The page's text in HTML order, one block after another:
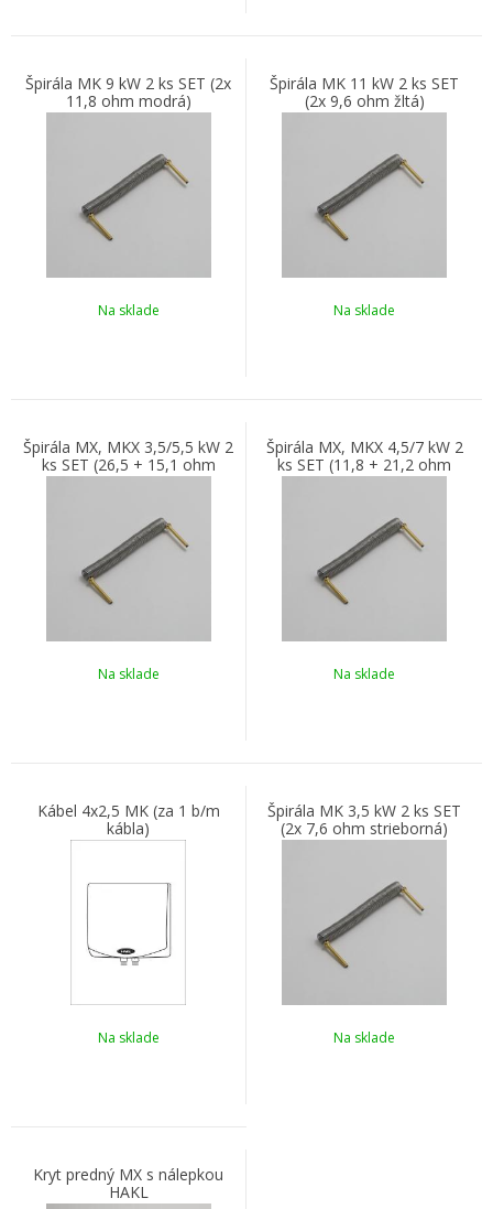
Špirála MK 9 kW 2 ks SET (2x
11,8 ohm modrá)
Na sklade
Špirála MK 11 kW 2 ks SET
(2x 9,6 ohm žltá)
Na sklade
Špirála MX, MKX 3,5/5,5 kW 2
ks SET (26,5 + 15,1 ohm
zelená a strieborná)
Na sklade
Špirála MX, MKX 4,5/7 kW 2
ks SET (11,8 + 21,2 ohm
modrá a biela)
Na sklade
Kábel 4x2,5 MK (za 1 b/m
kábla)
Na sklade
Špirála MK 3,5 kW 2 ks SET
(2x 7,6 ohm strieborná)
Na sklade
Kryt predný MX s nálepkou
HAKL